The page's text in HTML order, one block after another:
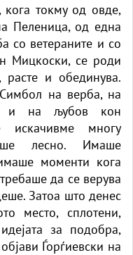
- тракторите““
токму од овде,
Пеленица, од една
со ветераните и со
Мицкоски, се роди
расте и обединува.
на верба, на
и на љубов кон
искачивме многу
лесно. Имаше
моменти кога
да се верува
Затоа што денес
место, сплотени,
за подобра,
Ѓорѓиевски на